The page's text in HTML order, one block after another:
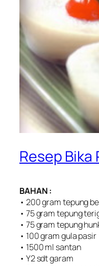
Resep
BAHAN :
• 200 gram tepung
• 75 gram tepung
• 75 gram tepung
• 100 gram gula pasir
• 1500 ml santan
• Y2 sdt garam